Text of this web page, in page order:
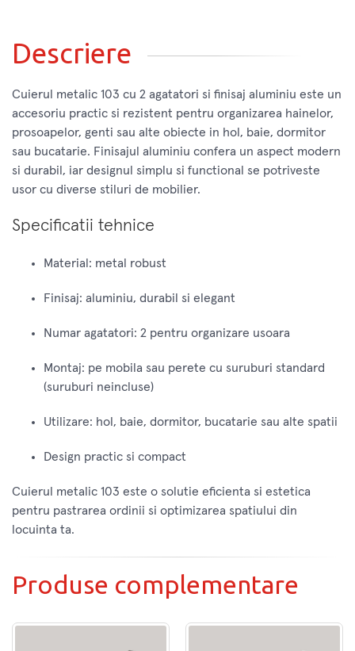
Descriere
Cuierul metalic 103 cu 2 agatatori si finisaj aluminiu este un
accesoriu practic si rezistent pentru organizarea hainelor,
prosoapelor, genti sau alte obiecte in hol, baie, dormitor
sau bucatarie. Finisajul aluminiu confera un aspect modern
si durabil, iar designul simplu si functional se potriveste
usor cu diverse stiluri de mobilier.
Specificatii tehnice
Material: metal robust
Finisaj: aluminiu, durabil si elegant
Numar agatatori: 2 pentru organizare usoara
Montaj: pe mobila sau perete cu suruburi standard
(suruburi neincluse)
Utilizare: hol, baie, dormitor, bucatarie sau alte spatii
Design practic si compact
Cuierul metalic 103 este o solutie eficienta si estetica
pentru pastrarea ordinii si optimizarea spatiului din
locuinta ta.
Produse complementare